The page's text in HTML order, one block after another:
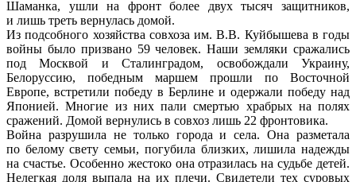
Шаманка, ушли на фронт более двух тысяч защитников,
и лишь треть вернулась домой.
Из подсобного хозяйства совхоза им. В.В. Куйбышева в годы
войны было призвано 59 человек. Наши земляки сражались
под Москвой и Сталинградом, освобождали Украину,
Белоруссию, победным маршем прошли по Восточной
Европе, встретили победу в Берлине и одержали победу над
Японией. Многие из них пали смертью храбрых на полях
сражений. Домой вернулись в совхоз лишь 22 фронтовика.
Война разрушила не только города и села. Она разметала
по белому свету семьи, погубила близких, лишила надежды
на счастье. Особенно жестоко она отразилась на судьбе детей.
Нелегкая доля выпала на их плечи. Свидетели тех суровых